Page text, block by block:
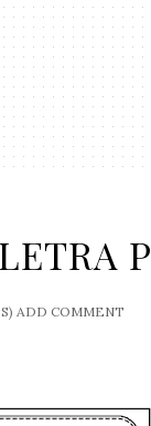
P
ADD COMMENT